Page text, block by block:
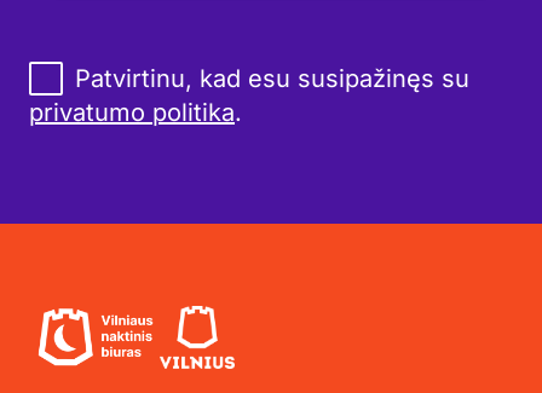
Patvirtinu, kad esu susipažinęs su
privatumo politika.